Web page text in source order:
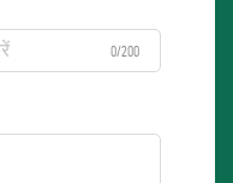
0/200